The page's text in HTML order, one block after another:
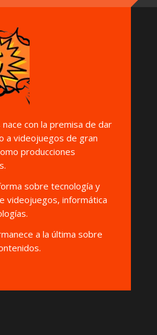
con la premisa de dar
a videojuegos de gran
producciones
sobre tecnología y
videojuegos, informática
a la última sobre